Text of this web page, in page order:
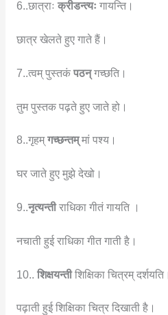
6..छात्राः क्रीडन्त्यः गायन्ति।
छात्र खेलते हुए गाते हैं।
7..त्वम् पुस्तकं पठन्गच्छति।
तुम पुस्तक पढ़ते हुए जाते हो।
8..गृहम्गच्छन्तम्मां पश्य।
घर जाते हुए मुझे देखो।
9..नृत्यन्तीराधिका गीतं गायति ।
नचाती हुई राधिका गीत गाती है।
10.. शिक्षयन्तीशिक्षिका चित्रम् दर्शयति।
पढ़ाती हुई शिक्षिका चित्र दिखाती है।